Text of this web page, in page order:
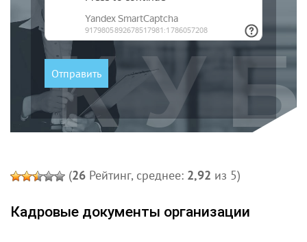
(26 Рейтинг, среднее: 2,92 из 5)
Кадровые документы организации